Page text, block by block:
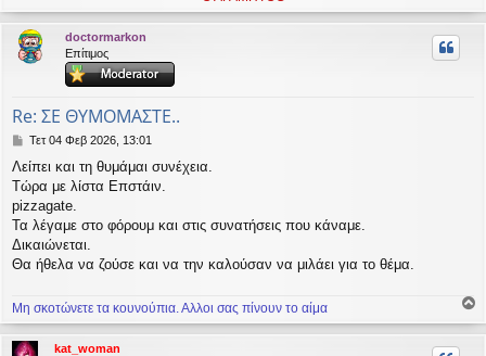
ο
ρ
doctormarkon
Επίτιμος
Re: ΣΕ ΘΥΜΟΜΑΣΤΕ..
Δ
μ
ο
σ
ί
υ
σ
Τετ 04 Φεβ 2026, 13:01
Λείπει και τη θυμάμαι συνέχεια.
Τώρα με λίστα Επστάιν.
pizzagate.
Τα λέγαμε στο φόρουμ και στις συνατήσεις που κάναμε.
Δικαιώνεται.
Θα ήθελα να ζούσε και να την καλούσαν να μιλάει για το θέμα.
Μη σκοτώνετε τα κουνούπια. Αλλοι σας πίνουν το αίμα
ο
ρ
kat_woman